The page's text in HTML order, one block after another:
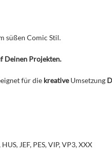
süßen Comic Stil.
Deinen Projekten.
für die kreativeUmsetzung
HUS, JEF, PES, VIP, VP3, XXX